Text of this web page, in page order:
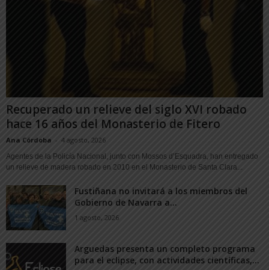
Recuperado un relieve del siglo XVI robado
hace 16 años del Monasterio de Fitero
Ana Córdoba - 4 agosto, 2026
Agentes de la Policía Nacional, junto con Mossos d’Esquadra, han entregado
un relieve de madera robado en 2010 en el Monasterio de Santa Clara...
Fustiñana no invitará a los miembros del
Gobierno de Navarra a...
1 agosto, 2026
Arguedas presenta un completo programa
para el eclipse, con actividades científicas,...